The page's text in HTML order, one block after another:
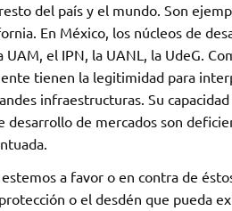
del país y el mundo. Son
En México, los núcleos de
el IPN, la UANL, la UdeG.
tienen la legitimidad para
infraestructuras. Su capacidad
de mercados son
a favor o en contra de
o el desdén que pueda